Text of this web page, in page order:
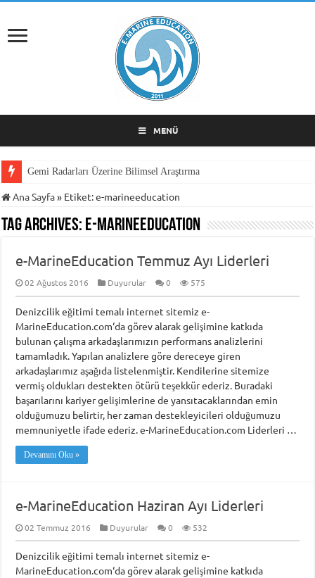
MENÜ
Gemi Radarları Üzerine Bilimsel Araştırma
Ana Sayfa» Etiket:e-marineeducation
Tag Archives: e-marineeducation
e-MarineEducation Temmuz Ayı Liderleri
02 Ağustos 2016 Duyurular 0 575
Denizcilik eğitimi temalı internet sitemiz e-
MarineEducation.com‘da görev alarak gelişimine katkıda
bulunan çalışma arkadaşlarımızın performans analizlerini
tamamladık. Yapılan analizlere göre dereceye giren
arkadaşlarımız aşağıda listelenmiştir. Kendilerine sitemize
vermiş oldukları destekten ötürü teşekkür ederiz. Buradaki
başarılarını kariyer gelişimlerine de yansıtacaklarından emin
olduğumuzu belirtir, her zaman destekleyicileri olduğumuzu
memnuniyetle ifade ederiz. e-MarineEducation.com Liderleri …
Devamını Oku »
e-MarineEducation Haziran Ayı Liderleri
02 Temmuz 2016 Duyurular 0 532
Denizcilik eğitimi temalı internet sitemiz e-
MarineEducation.com‘da görev alarak gelişimine katkıda